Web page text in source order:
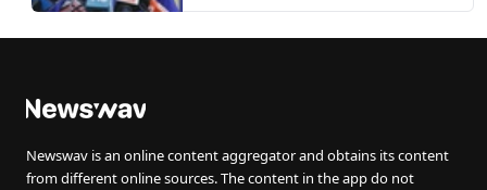
Newswav is an online content aggregator and obtains its content
from different online sources. The content in the app do not